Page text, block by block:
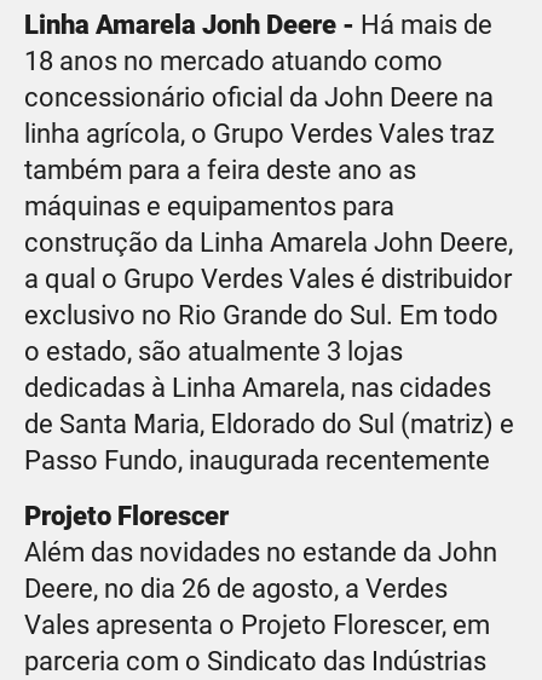
Linha Amarela Jonh Deere - Há mais de
18 anos no mercado atuando como
concessionário oficial da John Deere na
linha agrícola, o Grupo Verdes Vales traz
também para a feira deste ano as
máquinas e equipamentos para
construção da Linha Amarela John Deere,
a qual o Grupo Verdes Vales é distribuidor
exclusivo no Rio Grande do Sul. Em todo
o estado, são atualmente 3 lojas
dedicadas à Linha Amarela, nas cidades
de Santa Maria, Eldorado do Sul (matriz) e
Passo Fundo, inaugurada recentemente
Projeto Florescer
Além das novidades no estande da John
Deere, no dia 26 de agosto, a Verdes
Vales apresenta o Projeto Florescer, em
parceria com o Sindicato das Indústrias